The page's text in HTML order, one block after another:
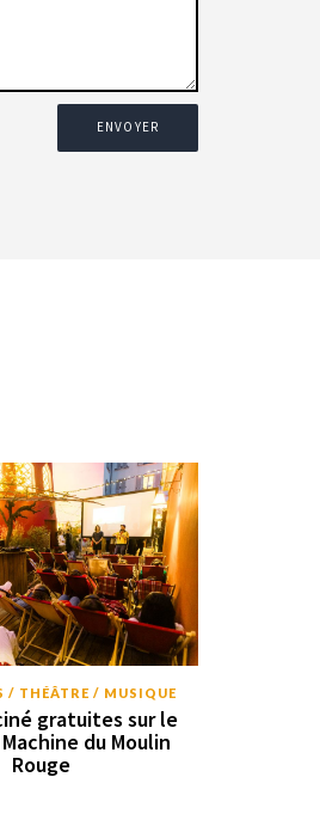
ENVOYER
/ THÉÂTRE / MUSIQUE
gratuites sur le
du Moulin
Rouge